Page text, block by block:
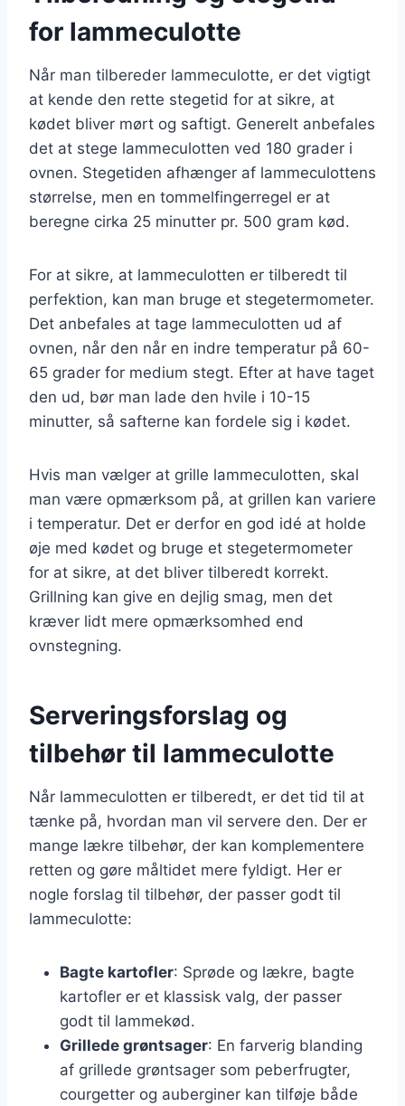
for lammeculotte
Når man tilbereder lammeculotte, er det vigtigt
at kende den rette stegetid for at sikre, at
kødet bliver mørt og saftigt. Generelt anbefales
det at stege lammeculotten ved 180 grader i
ovnen. Stegetiden afhænger af lammeculottens
størrelse, men en tommelfingerregel er at
beregne cirka 25 minutter pr. 500 gram kød.
For at sikre, at lammeculotten er tilberedt til
perfektion, kan man bruge et stegetermometer.
Det anbefales at tage lammeculotten ud af
ovnen, når den når en indre temperatur på 60-
65 grader for medium stegt. Efter at have taget
den ud, bør man lade den hvile i 10-15
minutter, så safterne kan fordele sig i kødet.
Hvis man vælger at grille lammeculotten, skal
man være opmærksom på, at grillen kan variere
i temperatur. Det er derfor en god idé at holde
øje med kødet og bruge et stegetermometer
for at sikre, at det bliver tilberedt korrekt.
Grillning kan give en dejlig smag, men det
kræver lidt mere opmærksomhed end
ovnstegning.
Serveringsforslag og
tilbehør til lammeculotte
Når lammeculotten er tilberedt, er det tid til at
tænke på, hvordan man vil servere den. Der er
mange lækre tilbehør, der kan komplementere
retten og gøre måltidet mere fyldigt. Her er
nogle forslag til tilbehør, der passer godt til
lammeculotte:
Bagte kartofler: Sprøde og lækre, bagte
kartofler er et klassisk valg, der passer
godt til lammekød.
Grillede grøntsager: En farverig blanding
af grillede grøntsager som peberfrugter,
courgetter og auberginer kan tilføje både